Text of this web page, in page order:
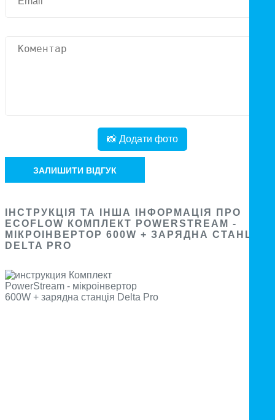
📸 Додати фото
ЗАЛИШИТИ ВІДГУК
ІНСТРУКЦІЯ ТА ІНША ІНФОРМАЦІЯ ПРО
ECOFLOW КОМПЛЕКТ POWERSTREAM -
МІКРОІНВЕРТОР 600W + ЗАРЯДНА СТАНЦІЯ
DELTA PRO